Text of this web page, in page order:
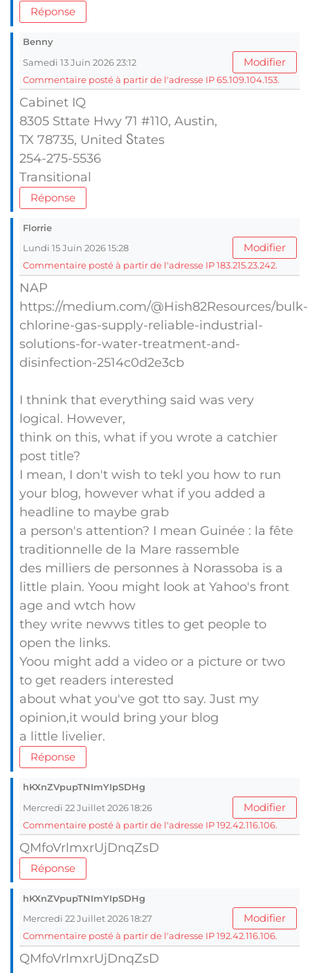
Réponse
Benny
Samedi 13 Juin 2026 23:12
Modifier
Commentaire posté à partir de l'adresse IP 65.109.104.153.
Cabinet IQ
8305 Sttate Hwy 71 #110, Austin,
TX 78735, United Ⴝtates
254-275-5536
Transitional
Réponse
Florrie
Lundi 15 Juin 2026 15:28
Modifier
Commentaire posté à partir de l'adresse IP 183.215.23.242.
NAP
https://medium.com/@Hish82Resources/bulk-
chlorine-gas-supply-reliable-industrial-
solutions-for-water-treatment-and-
disinfection-2514c0d2e3cb
I thnink that everything said was very
logical. However,
think on this, what if you wrote a catchier
post title?
I mean, I don't wish to tekl you how to run
your blog, however what if you added a
headline to maybe grab
a person's attention? I mean Guinée : la fête
traditionnelle de la Mare rassemble
des milliers de personnes à Norassoba is a
little plain. Yoou might look at Yahoo's front
age and wtch how
they write newws titles to get people to
open the links.
Yoou might add a video or a picture or two
to get readers interested
about what you've got tto say. Just my
opinion,it would bring your blog
a little livelier.
Réponse
hKXnZVpupTNImYIpSDHg
Mercredi 22 Juillet 2026 18:26
Modifier
Commentaire posté à partir de l'adresse IP 192.42.116.106.
QMfoVrlmxrUjDnqZsD
Réponse
hKXnZVpupTNImYIpSDHg
Mercredi 22 Juillet 2026 18:27
Modifier
Commentaire posté à partir de l'adresse IP 192.42.116.106.
QMfoVrlmxrUjDnqZsD